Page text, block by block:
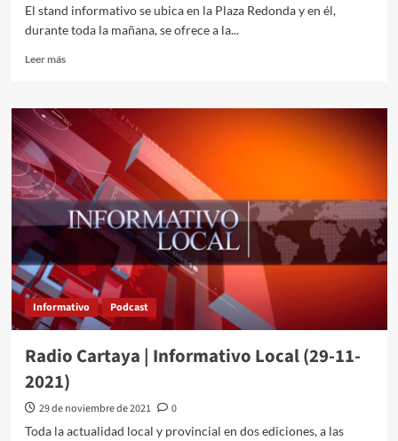
El stand informativo se ubica en la Plaza Redonda y en él,
durante toda la mañana, se ofrece a la...
Leer más
Informativo Podcast
Radio Cartaya | Informativo Local (29-11-
2021)
29 de noviembre de 2021
0
Toda la actualidad local y provincial en dos ediciones, a las